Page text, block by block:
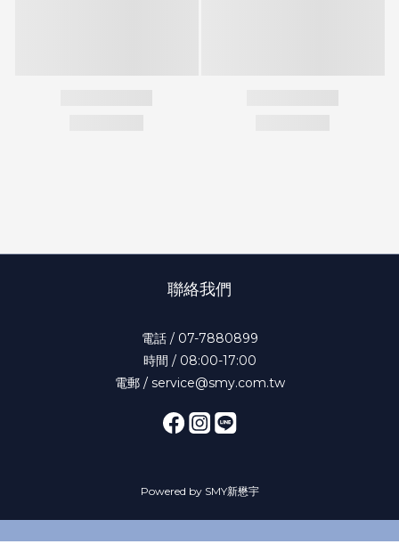
聯絡我們
電話 / 07-7880899
時間 / 08:00-17:00
電郵 / service@smy.com.tw
Powered by SMY新懋宇